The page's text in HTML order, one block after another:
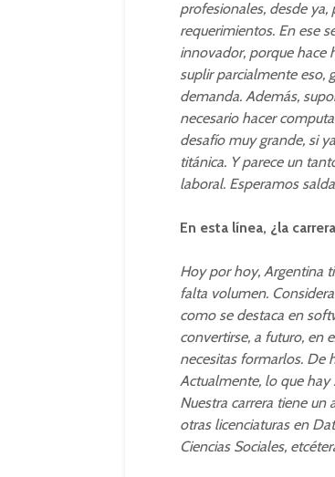
profesionales, desde
requerimientos. En ese
innovador, porque hace
suplir parcialmente eso,
demanda. Además,
necesario hacer
desafío muy grande, si
titánica. Y parece un
laboral. Esperamos
En esta línea, ¿la
Hoy por hoy, Argentina
falta volumen.
como se destaca en
convertirse, a futuro, en
necesitas formarlos. De
Actualmente, lo que hay
Nuestra carrera tiene un
otras licenciaturas en
Ciencias Sociales,